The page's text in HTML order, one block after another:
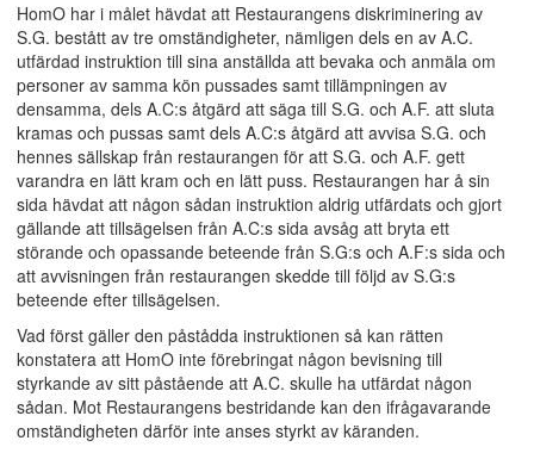
HomO har i målet hävdat att Restaurangens diskriminering av
S.G. bestått av tre omständigheter, nämligen dels en av A.C.
utfärdad instruktion till sina anställda att bevaka och anmäla om
personer av samma kön pussades samt tillämpningen av
densamma, dels A.C:s åtgärd att säga till S.G. och A.F. att sluta
kramas och pussas samt dels A.C:s åtgärd att avvisa S.G. och
hennes sällskap från restaurangen för att S.G. och A.F. gett
varandra en lätt kram och en lätt puss. Restaurangen har å sin
sida hävdat att någon sådan instruktion aldrig utfärdats och gjort
gällande att tillsägelsen från A.C:s sida avsåg att bryta ett
störande och opassande beteende från S.G:s och A.F:s sida och
att avvisningen från restaurangen skedde till följd av S.G:s
beteende efter tillsägelsen.
Vad först gäller den påstådda instruktionen så kan rätten
konstatera att HomO inte förebringat någon bevisning till
styrkande av sitt påstående att A.C. skulle ha utfärdat någon
sådan. Mot Restaurangens bestridande kan den ifrågavarande
omständigheten därför inte anses styrkt av käranden.